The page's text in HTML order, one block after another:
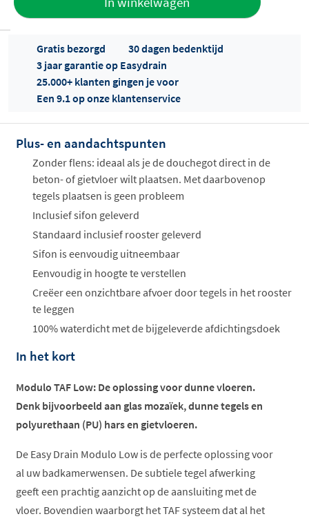
Offertes
ophalen...
Gratis bezorgd
30 dagen bedenktijd
3 jaar garantie op Easydrain
25.000+ klanten gingen je voor
Een 9.1 op onze klantenservice
Plus- en aandachtspunten
Zonder flens: ideaal als je de douchegot direct in de
beton- of gietvloer wilt plaatsen. Met daarbovenop
tegels plaatsen is geen probleem
Inclusief sifon geleverd
Standaard inclusief rooster geleverd
Sifon is eenvoudig uitneembaar
Eenvoudig in hoogte te verstellen
Creëer een onzichtbare afvoer door tegels in het rooster
te leggen
100% waterdicht met de bijgeleverde afdichtingsdoek
In het kort
Modulo TAF Low: De oplossing voor dunne vloeren.
Denk bijvoorbeeld aan glas mozaïek, dunne tegels en
polyurethaan (PU) hars en gietvloeren.
De Easy Drain Modulo Low is de perfecte oplossing voor
al uw badkamerwensen. De subtiele tegel afwerking
geeft een prachtig aanzicht op de aansluiting met de
vloer. Bovendien waarborgt het TAF systeem dat al het